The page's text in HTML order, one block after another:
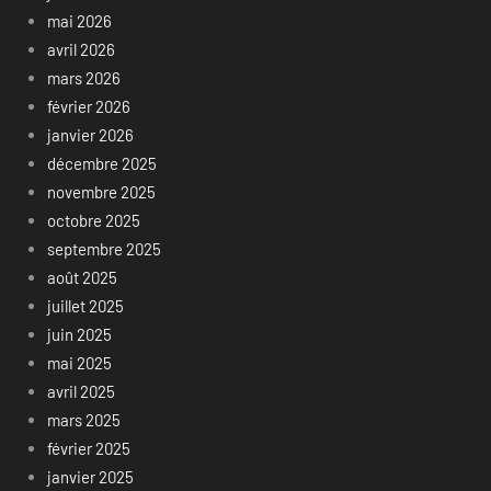
mai 2026
avril 2026
mars 2026
février 2026
janvier 2026
décembre 2025
novembre 2025
octobre 2025
septembre 2025
août 2025
juillet 2025
juin 2025
mai 2025
avril 2025
mars 2025
février 2025
janvier 2025